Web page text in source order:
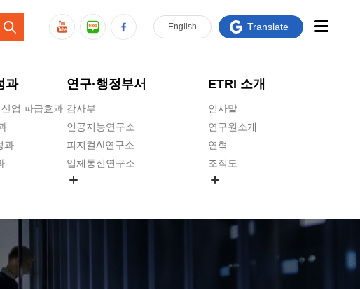
과
업 파급효과
과
연구·행정부서
감사부
인공지능연구소
피지컬AI연구소
입체통신연구소
ETRI 소개
인사말
연구원소개
연혁
조직도
연구원 고객헌장
주요업무연락처
English Translate